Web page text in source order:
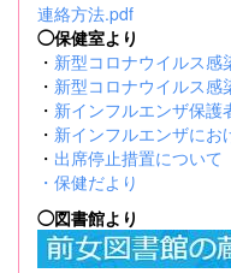
連絡方法.pdf
◯保健室より
・ 新型コロナウイルス
・ 新型コロナウイルス
・ 新インフルエンザ保護
・ 新インフルエンザに
・ 出席停止措置につい
・ 保健だより
◯図書館より